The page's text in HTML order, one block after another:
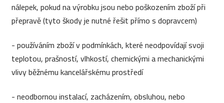
nálepek, pokud na výrobku jsou nebo poškozením zboží při
přepravě (tyto škody je nutné řešit přímo s dopravcem)
- používáním zboží v podmínkách, které neodpovídají svoji
teplotou, prašností, vlhkostí, chemickými a mechanickými
vlivy běžnému kancelářskému prostředí
- neodbornou instalací, zacházením, obsluhou, nebo